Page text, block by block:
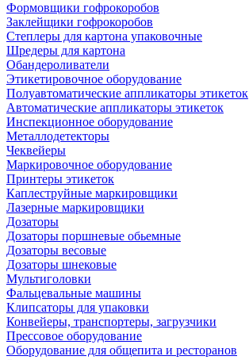
Формовщики гофрокоробов
Заклейщики гофрокоробов
Степлеры для картона упаковочные
Шредеры для картона
Обандероливатели
Этикетировочное оборудование
Полуавтоматические аппликаторы этикеток
Автоматические аппликаторы этикеток
Инспекционное оборудование
Металлодетекторы
Чеквейеры
Маркировочное оборудование
Принтеры этикеток
Каплеструйные маркировщики
Лазерные маркировщики
Дозаторы
Дозаторы поршневые обьемные
Дозаторы весовые
Дозаторы шнековые
Мультиголовки
Фальцевальные машины
Клипсаторы для упаковки
Конвейеры, транспортеры, загрузчики
Прессовое оборудование
Оборудование для общепита и ресторанов